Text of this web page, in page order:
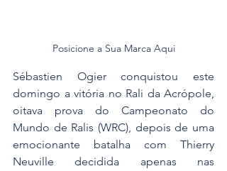
Posicione a Sua Marca Aqui
Sébastien Ogier conquistou este
domingo a vitória no Rali da Acrópole,
oitava prova do Campeonato do
Mundo de Ralis (WRC), depois de uma
emocionante batalha com Thierry
Neuville decidida apenas nas